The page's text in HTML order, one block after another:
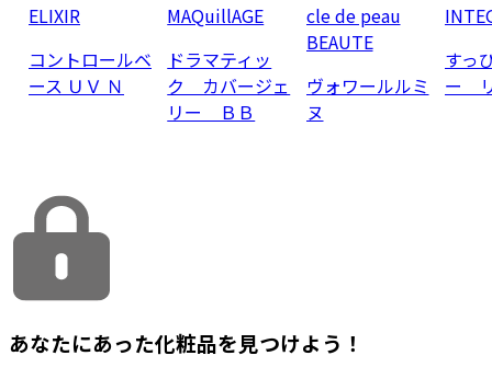
ELIXIR
コントロールベ
ース ＵＶ Ｎ
MAQuillAGE
ドラマティッ
ク カバージェ
リー ＢＢ
cle de peau
BEAUTE
ヴォワールルミ
ヌ
すっ
ー
あなたにあった化粧品を見つけよう！